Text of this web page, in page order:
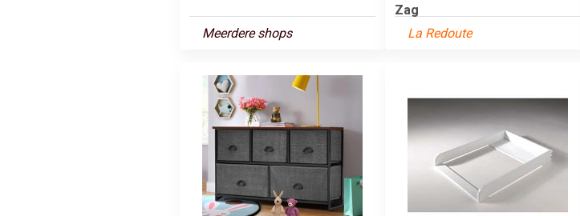
Meerdere shops
Zag
La Redoute